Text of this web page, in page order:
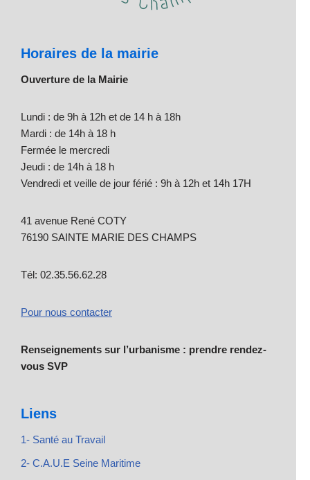
Horaires de la mairie
Ouverture de la Mairie
Lundi : de 9h à 12h et de 14 h à 18h
Mardi : de 14h à 18 h
Fermée le mercredi
Jeudi : de 14h à 18 h
Vendredi et veille de jour férié : 9h à 12h et 14h 17H
41 avenue René COTY
76190 SAINTE MARIE DES CHAMPS
Tél: 02.35.56.62.28
Pour nous contacter
Renseignements sur l’urbanisme : prendre rendez-
vous SVP
Liens
1- Santé au Travail
2- C.A.U.E Seine Maritime